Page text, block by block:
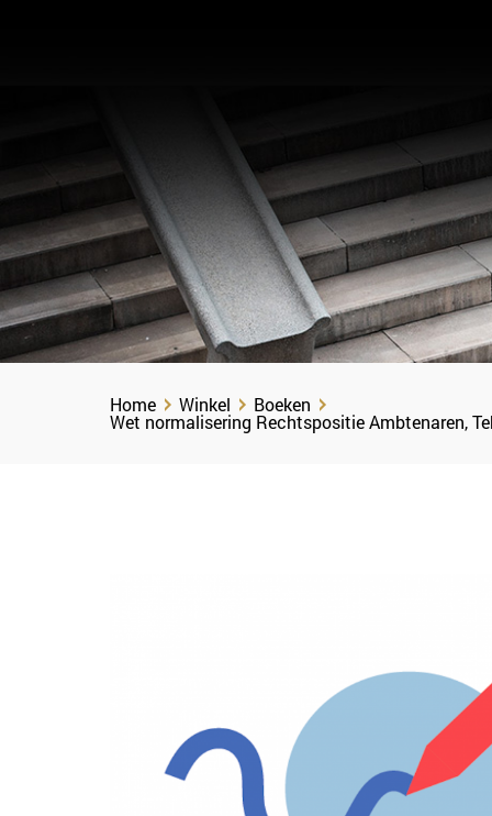
Home Winkel Boeken
Wet normalisering Rechtspositie Ambtenaren,